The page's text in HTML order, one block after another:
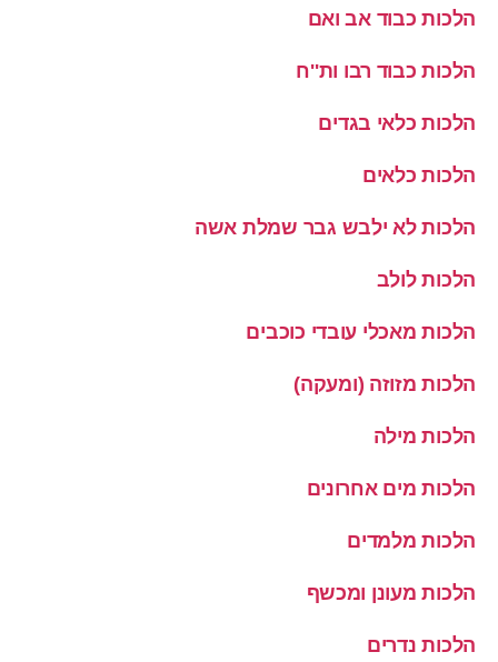
הלכות כבוד אב ואם
הלכות כבוד רבו ות''ח
הלכות כלאי בגדים
הלכות כלאים
הלכות לא ילבש גבר שמלת אשה
הלכות לולב
הלכות מאכלי עובדי כוכבים
הלכות מזוזה (ומעקה)
הלכות מילה
הלכות מים אחרונים
הלכות מלמדים
הלכות מעונן ומכשף
הלכות נדרים